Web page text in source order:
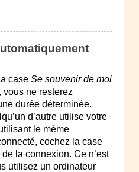
case Se souvenir de moi
vous ne resterez
durée déterminée.
d’autre utilise votre
le même
cochez la case
de la connexion. Ce n’est
utilisez un ordinateur